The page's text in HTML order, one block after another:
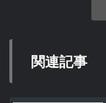
関連記事